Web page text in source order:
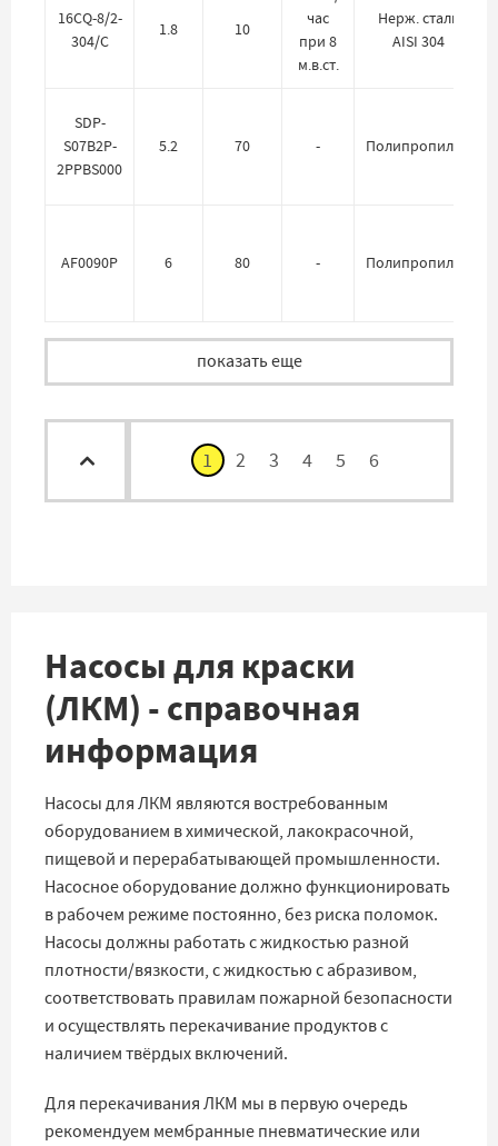
16CQ-8/2-
304/C
1.8 10
час
при 8
м.в.ст.
Нерж. сталь
AISI 304
SDP-
S07B2P-
2PPBS000
5.2 70 - Полипропилен
AF0090P 6 80 - Полипропилен
показать еще
1 2 3 4 5 6
Насосы для краски
(ЛКМ) - справочная
информация
Насосы для ЛКМ являются востребованным
оборудованием в химической, лакокрасочной,
пищевой и перерабатывающей промышленности.
Насосное оборудование должно функционировать
в рабочем режиме постоянно, без риска поломок.
Насосы должны работать с жидкостью разной
плотности/вязкости, с жидкостью с абразивом,
соответствовать правилам пожарной безопасности
и осуществлять перекачивание продуктов с
наличием твёрдых включений.
Для перекачивания ЛКМ мы в первую очередь
рекомендуем мембранные пневматические или